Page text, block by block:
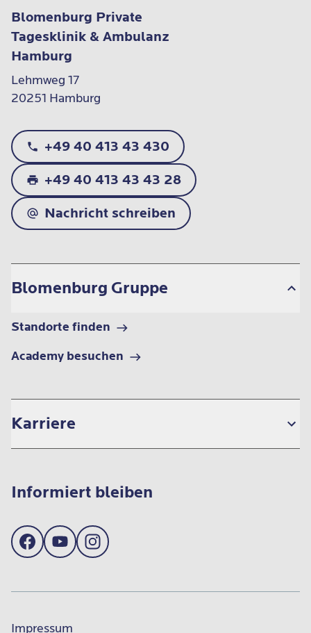
Blomenburg Private
Tagesklinik & Ambulanz
Hamburg
Lehmweg 17
20251 Hamburg
+49 40 413 43 430
+49 40 413 43 43 28
Nachricht schreiben
Blomenburg Gruppe
Standorte finden
Academy besuchen
Karriere
Informiert bleiben
Impressum